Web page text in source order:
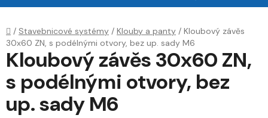
Domů
/ Stavebnicové systémy / Klouby a panty / Kloubový závěs
30x60 ZN, s podélnými otvory, bez up. sady M6
Kloubový závěs 30x60 ZN,
s podélnými otvory, bez
up. sady M6